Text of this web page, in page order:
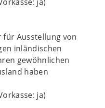
für Ausstellung von
inländischen
gewöhnlichen
haben
ja)